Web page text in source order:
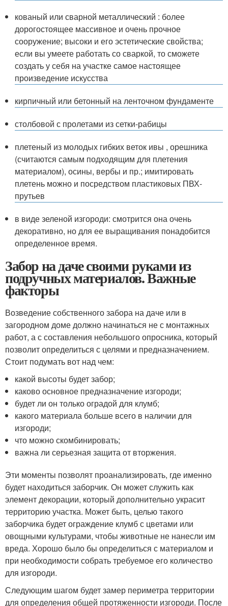
кованый или сварной металлический : более
дорогостоящее массивное и очень прочное
сооружение; высоки и его эстетические свойства;
если вы умеете работать со сваркой, то сможете
создать у себя на участке самое настоящее
произведение искусства
кирпичный или бетонный на ленточном фундаменте
столбовой с пролетами из сетки-рабицы
плетеный из молодых гибких веток ивы , орешника
(считаются самым подходящим для плетения
материалом), осины, вербы и пр.; имитировать
плетень можно и посредством пластиковых ПВХ-
прутьев
в виде зеленой изгороди: смотрится она очень
декоративно, но для ее выращивания понадобится
определенное время.
Забор на даче своими руками из
подручных материалов. Важные
факторы
Возведение собственного забора на даче или в
загородном доме должно начинаться не с монтажных
работ, а с составления небольшого опросника, который
позволит определиться с целями и предназначением.
Стоит подумать вот над чем:
какой высоты будет забор;
каково основное предназначение изгороди;
будет ли он только оградой для клумб;
какого материала больше всего в наличии для
изгороди;
что можно скомбинировать;
важна ли серьезная защита от вторжения.
Эти моменты позволят проанализировать, где именно
будет находиться заборчик. Он может служить как
элемент декорации, который дополнительно украсит
территорию участка. Может быть, целью такого
заборчика будет ограждение клумб с цветами или
овощными культурами, чтобы животные не нанесли им
вреда. Хорошо было бы определиться с материалом и
при необходимости собрать требуемое его количество
для изгороди.
Следующим шагом будет замер периметра территории
для определения общей протяженности изгороди. После